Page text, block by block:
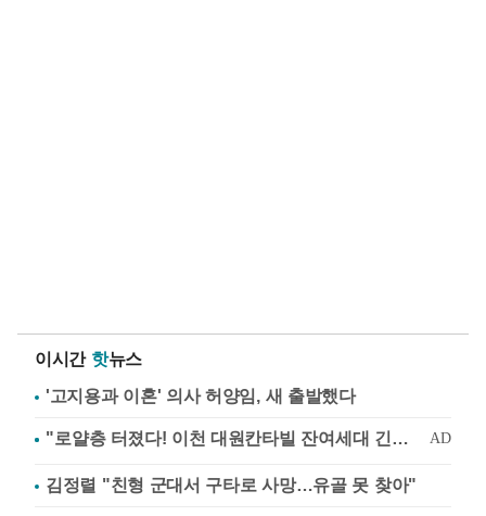
이시간 핫뉴스
'고지용과 이혼' 의사 허양임, 새 출발했다
김정렬 "친형 군대서 구타로 사망…유골 못 찾아"